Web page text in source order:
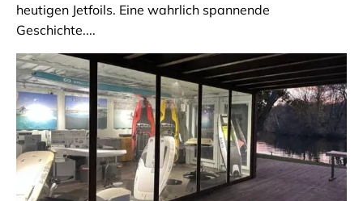
heutigen Jetfoils. Eine wahrlich spannende
Geschichte....